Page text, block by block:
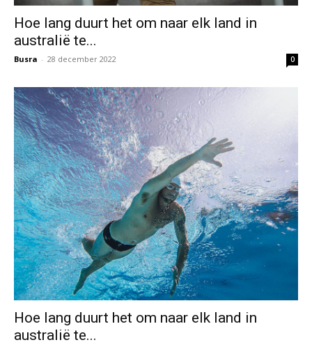
Hoe lang duurt het om naar elk land in
australië te...
Busra - 28 december 2022 0
Hoe lang duurt het om naar elk land in
australië te...